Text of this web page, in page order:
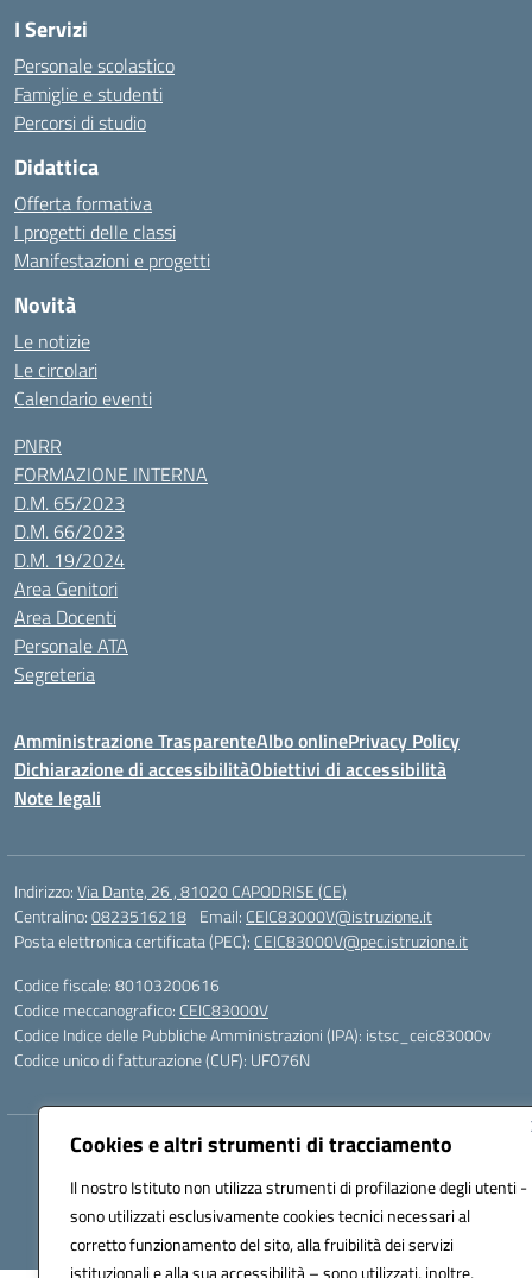
Cookies e altri strumenti di tracciamento
Il nostro Istituto non utilizza strumenti di profilazione degli utenti -
sono utilizzati esclusivamente cookies tecnici necessari al
corretto funzionamento del sito, alla fruibilità dei servizi
istituzionali e alla sua accessibilità – sono utilizzati, inoltre,
I Servizi
Personale scolastico
Famiglie e studenti
Percorsi di studio
Didattica
Offerta formativa
I progetti delle classi
Manifestazioni e progetti
Novità
Le notizie
Le circolari
Calendario eventi
PNRR
FORMAZIONE INTERNA
D.M. 65/2023
D.M. 66/2023
D.M. 19/2024
Area Genitori
Area Docenti
Personale ATA
Segreteria
Amministrazione TrasparenteAlbo onlinePrivacy Policy
Dichiarazione di accessibilitàObiettivi di accessibilità
Note legali
Indirizzo:Via Dante, 26 , 81020 CAPODRISE (CE)
Centralino:0823516218 Email: CEIC83000V@istruzione.it
Posta elettronica certificata (PEC): CEIC83000V@pec.istruzione.it
Codice fiscale: 80103200616
Codice meccanografico: CEIC83000V
Codice Indice delle Pubbliche Amministrazioni (IPA): istsc_ceic83000v
Codice unico di fatturazione (CUF): UFO76N
Hosting & Powered by 3D Solution S.r.l.
Concept & Design by Designers Italia